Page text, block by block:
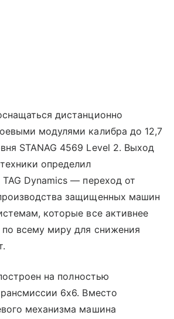
дистанционно
модулями калибра до 12,7
STANAG 4569 Level 2. Выход
определил
TAG Dynamics — переход от
защищенных машин
которые все активнее
всему миру для снижения
на полностью
6x6. Вместо
механизма машина